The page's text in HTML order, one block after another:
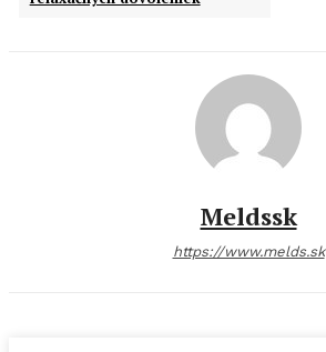
Meldssk
https://www.melds.sk